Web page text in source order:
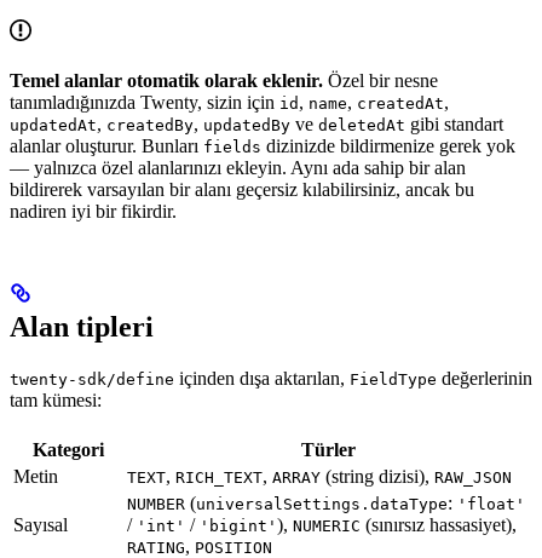
Temel alanlar otomatik olarak eklenir. Özel bir nesne
tanımladığınızda Twenty, sizin için id , name, createdAt,
updatedAt, createdBy, updatedBy ve deletedAt gibi standart
alanlar oluşturur. Bunları fields dizinizde bildirmenize gerek yok
— yalnızca özel alanlarınızı ekleyin. Aynı ada sahip bir alan
bildirerek varsayılan bir alanı geçersiz kılabilirsiniz, ancak bu
nadiren iyi bir fikirdir.
Alan tipleri
twenty-sdk/define içinden dışa aktarılan, FieldType değerlerinin
tam kümesi:
Kategori
Türler
Metin
TEXT, RICH_TEXT, ARRAY (string dizisi), RAW_JSON
Sayısal
NUMBER (universalSettings.dataType: 'float'
/ 'int' / 'bigint' ), NUMERIC (sınırsız hassasiyet),
RATING, POSITION